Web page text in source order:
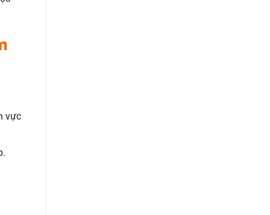
vực